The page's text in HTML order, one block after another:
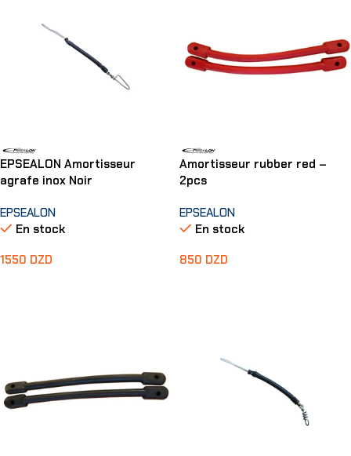
EPSEALON Amortisseur
agrafe inox Noir
EPSEALON
En stock
1550 DZD
Amortisseur rubber red –
2pcs
EPSEALON
En stock
850 DZD